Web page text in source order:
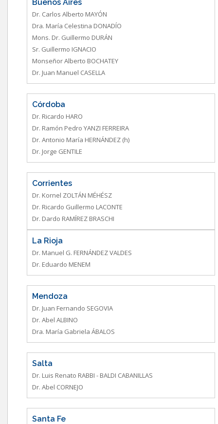
Buenos Aires
Dr. Carlos Alberto MAYÓN
Dra. María Celestina DONADÍO
Mons. Dr. Guillermo DURÁN
Sr. Guillermo IGNACIO
Monseñor Alberto BOCHATEY
Dr. Juan Manuel CASELLA
Córdoba
Dr. Ricardo HARO
Dr. Ramón Pedro YANZI FERREIRA
Dr. Antonio María HERNÁNDEZ (h)
Dr. Jorge GENTILE
Corrientes
Dr. Kornel ZOLTÁN MÉHÉSZ
Dr. Ricardo Guillermo LACONTE
Dr. Dardo RAMÍREZ BRASCHI
La Rioja
Dr. Manuel G. FERNÁNDEZ VALDES
Dr. Eduardo MENEM
Mendoza
Dr. Juan Fernando SEGOVIA
Dr. Abel ALBINO
Dra. María Gabriela ÁBALOS
Salta
Dr. Luis Renato RABBI - BALDI CABANILLAS
Dr. Abel CORNEJO
Santa Fe